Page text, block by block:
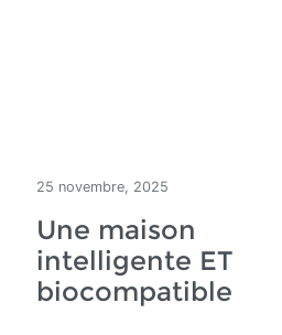
25 novembre, 2025
Une maison
intelligente ET
biocompatible